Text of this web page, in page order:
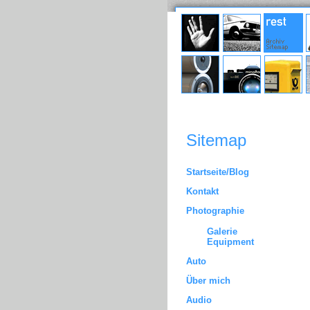
Sitemap
Startseite/Blog
Kontakt
Photographie
Galerie
Equipment
Auto
Über mich
Audio